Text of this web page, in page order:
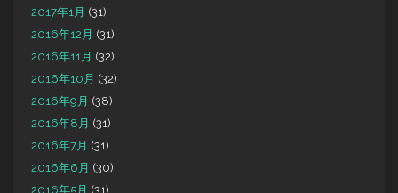
2017年1月 (31)
2016年12月 (31)
2016年11月 (32)
2016年10月 (32)
2016年9月 (38)
2016年8月 (31)
2016年7月 (31)
2016年6月 (30)
2016年5月 (31)